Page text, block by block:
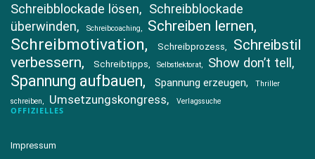
Schreibblockade lösen
Schreibblockade
überwinden
Schreibcoaching Schreiben lernen
Schreibmotivation Schreibprozess
Schreibstil
verbessern
Schreibtipps Selbstlektorat Show don’t tell
Spannung aufbauen Spannung erzeugen
Thriller
schreiben
Umsetzungskongress Verlagssuche
OFFIZIELLES
Impressum